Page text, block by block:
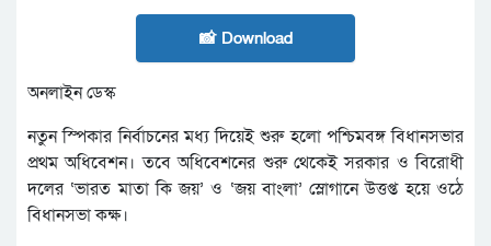
📸 Download
অনলাইন ডেস্ক
নতুন স্পিকার নির্বাচনের মধ্য দিয়েই শুরু হলো পশ্চিমবঙ্গ বিধানসভার
প্রথম অধিবেশন। তবে অধিবেশনের শুরু থেকেই সরকার ও বিরোধী
দলের ‘ভারত মাতা কি জয়’ ও ‘জয় বাংলা’ স্লোগানে উত্তপ্ত হয়ে ওঠে
বিধানসভা কক্ষ।